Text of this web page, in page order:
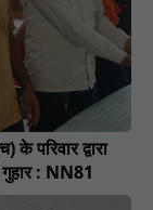
परिवार द्वारा
: NN81